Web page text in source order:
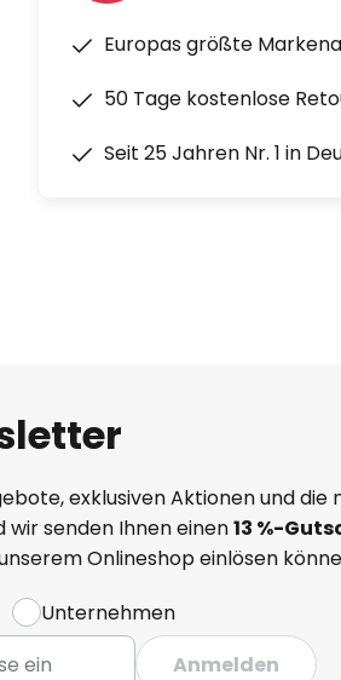
Europas größte
50 Tage kostenlose
Seit 25 Jahren Nr. 1 in
exklusiven Aktionen und die
senden Ihnen einen13 %-
Onlineshop einlösen
Unternehmen
Anmelden